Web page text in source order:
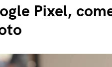
Pixel,